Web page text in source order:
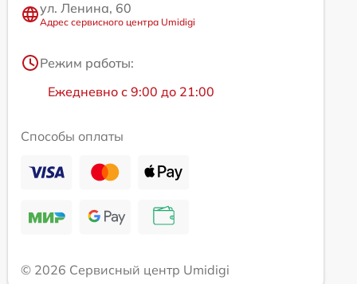
ул. Ленина, 60
Адрес сервисного центра Umidigi
Режим работы:
Ежедневно с 9:00 до 21:00
Способы оплаты
© 2026 Сервисный центр Umidigi